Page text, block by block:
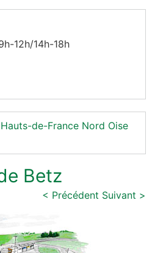
12h/14h-18h
Hauts-de-France Nord Oise
Betz
< Précédent Suivant >